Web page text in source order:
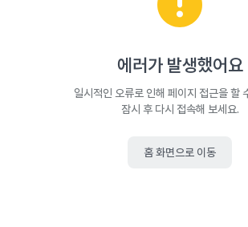
에러가 발생했어요
일시적인 오류로 인해 페이지 접근을 할
잠시 후 다시 접속해 보세요.
홈 화면으로 이동